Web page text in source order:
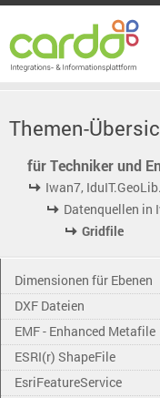
Themen-
für Techniker und
Iwan7,
Datenquellen in
Gridfile
Dimensionen für Ebenen
DXF Dateien
EMF - Enhanced Metafile
ESRI(r) ShapeFile
EsriFeatureService